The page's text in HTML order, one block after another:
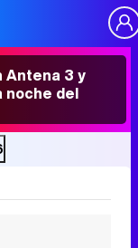
Antena 3 y
noche del